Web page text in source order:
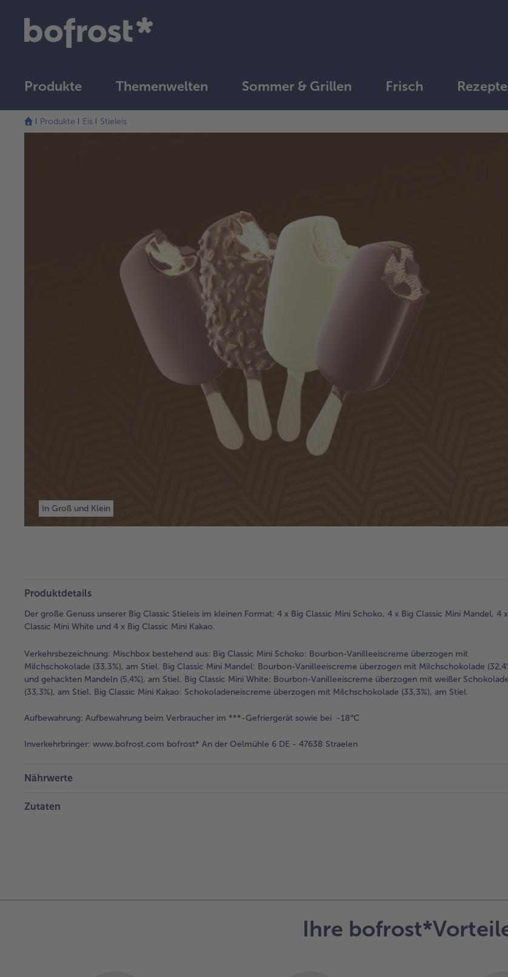
Produkte Themenwelten Sommer & Grillen Frisch Rezepte
Produkte Eis Stieleis
In Groß und Klein
Produktdetails
Der große Genuss unserer Big Classic Stieleis im kleinen Format: 4 x Big Classic Mini Schoko, 4 x Big Classic Mini Mandel, 4
Classic Mini White und 4 x Big Classic Mini Kakao.
Verkehrsbezeichnung: Mischbox bestehend aus: Big Classic Mini Schoko: Bourbon-Vanilleeiscreme überzogen mit
Milchschokolade (33,3%), am Stiel. Big Classic Mini Mandel: Bourbon-Vanilleeiscreme überzogen mit Milchschokolade
und gehackten Mandeln (5,4%), am Stiel. Big Classic Mini White: Bourbon-Vanilleeiscreme überzogen mit weißer Schokolade
(33,3%), am Stiel. Big Classic Mini Kakao: Schokoladeneiscreme überzogen mit Milchschokolade (33,3%), am Stiel.
Aufbewahrung: Aufbewahrung beim Verbraucher im ***-Gefriergerät sowie bei -18°C
Inverkehrbringer: www.bofrost.com bofrost* An der Oelmühle 6 DE - 47638 Straelen
Nährwerte
Zutaten
Ihre